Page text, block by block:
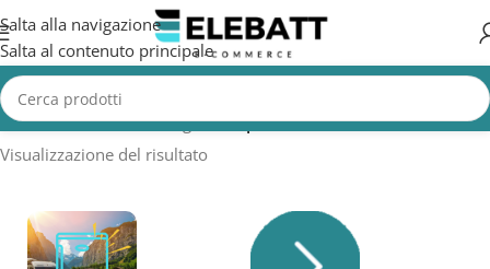
Salta alla navigazione
Salta al contenuto principale
Home/Prodotto Tecnologia/Pompa di calore
Visualizzazione del risultato